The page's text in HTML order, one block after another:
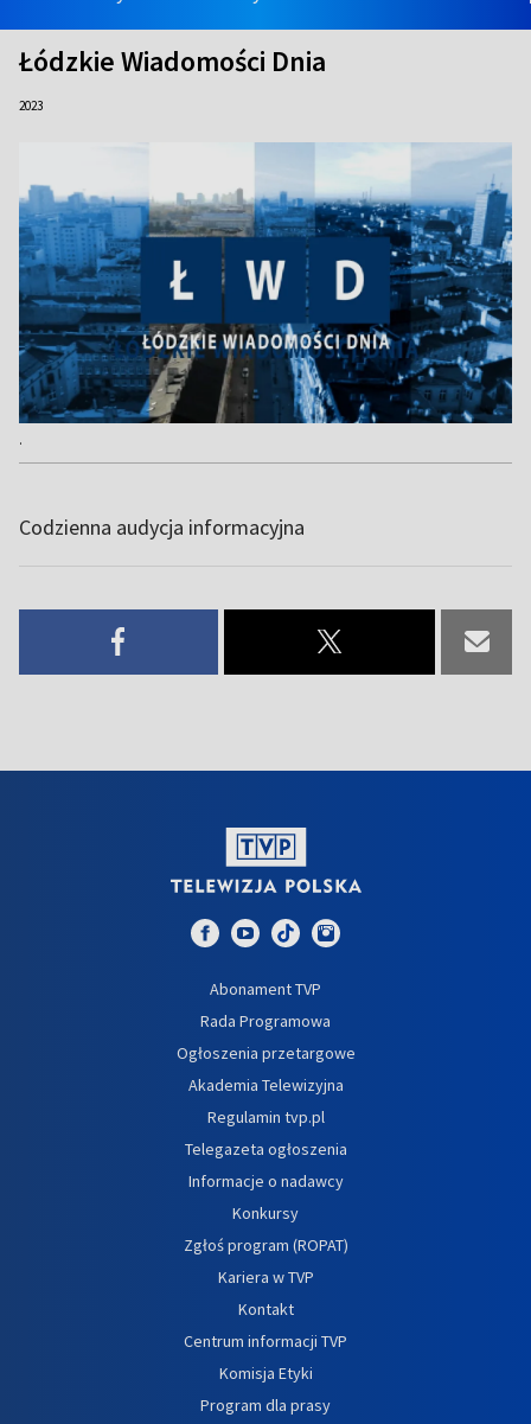
Łódzkie Wiadomości Dnia
2023
.
Codzienna audycja informacyjna
Abonament TVP
Rada Programowa
Ogłoszenia przetargowe
Akademia Telewizyjna
Regulamin tvp.pl
Telegazeta ogłoszenia
Informacje o nadawcy
Konkursy
Zgłoś program (ROPAT)
Kariera w TVP
Kontakt
Centrum informacji TVP
Komisja Etyki
Program dla prasy